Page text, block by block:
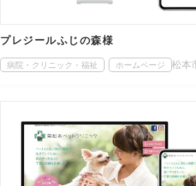
プレジールふじの森様
病院・クリニック・福祉 ホームページ 松本